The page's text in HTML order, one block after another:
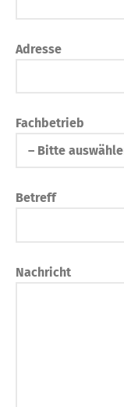
Adresse
Fachbetrieb
Betreff
Nachricht